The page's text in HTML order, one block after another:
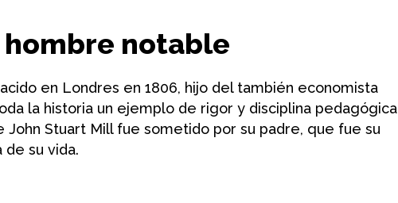
notable
en Londres en 1806, hijo del también economista
la historia un ejemplo de rigor y disciplina pedagógica
Stuart Mill fue sometido por su padre, que fue su
su vida.